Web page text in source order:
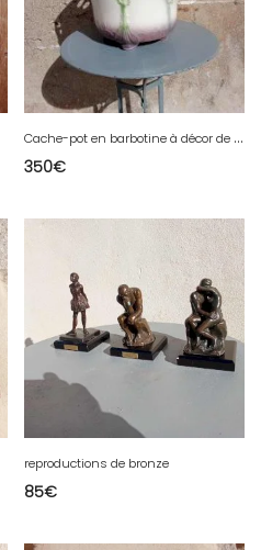
C
ache-pot en barbotine à décor de fleurs
350€
reproductions de bronze
85€